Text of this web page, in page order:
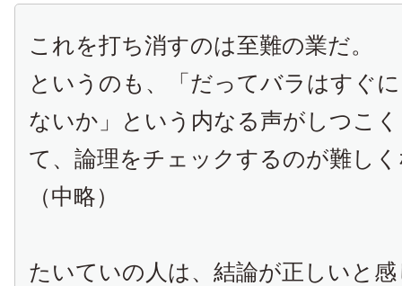
これを打ち消すのは至難の業だ。
というのも、「だってバラはすぐ
ないか」という内なる声がしつこ
て、論理をチェックするのが難し
（中略）
たいていの人は、結論が正しいと